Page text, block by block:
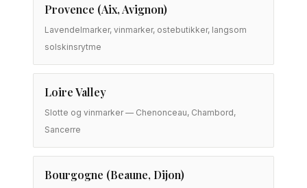
Provence (Aix, Avignon)
Lavendelmarker, vinmarker, ostebutikker, langsom
solskinsrytme
Loire Valley
Slotte og vinmarker — Chenonceau, Chambord,
Sancerre
Bourgogne (Beaune, Dijon)